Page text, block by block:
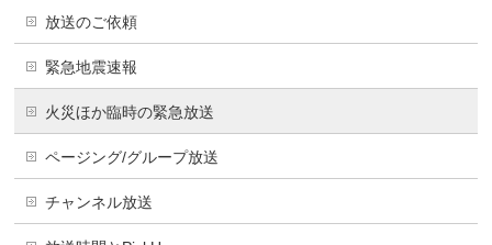
放送のご依頼
緊急地震速報
火災ほか臨時の緊急放送
ページング/グループ放送
チャンネル放送